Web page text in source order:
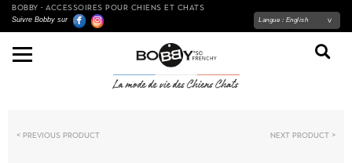
BOBBY - ACCESSOIRES POUR CHIENS ET CHATS
Suivre Bobby sur Langue : English
Previous product Next product